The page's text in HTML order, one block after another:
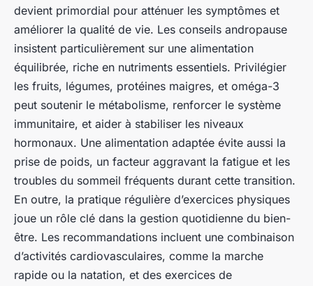
devient primordial pour atténuer les symptômes et
améliorer la qualité de vie. Les conseils andropause
insistent particulièrement sur une alimentation
équilibrée, riche en nutriments essentiels. Privilégier
les fruits, légumes, protéines maigres, et oméga-3
peut soutenir le métabolisme, renforcer le système
immunitaire, et aider à stabiliser les niveaux
hormonaux. Une alimentation adaptée évite aussi la
prise de poids, un facteur aggravant la fatigue et les
troubles du sommeil fréquents durant cette transition.
En outre, la pratique régulière d’exercices physiques
joue un rôle clé dans la gestion quotidienne du bien-
être. Les recommandations incluent une combinaison
d’activités cardiovasculaires, comme la marche
rapide ou la natation, et des exercices de